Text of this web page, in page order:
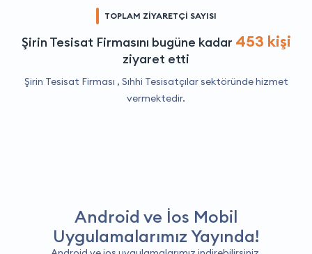
TOPLAM ZİYARETÇİ SAYISI
Şirin Tesisat Firmasını bugüne kadar 453 kişi
ziyaret etti
Şirin Tesisat Firması , Sıhhi Tesisatçılarsektöründe hizmet
vermektedir.
Android ve İos Mobil
Uygulamalarımız Yayında!